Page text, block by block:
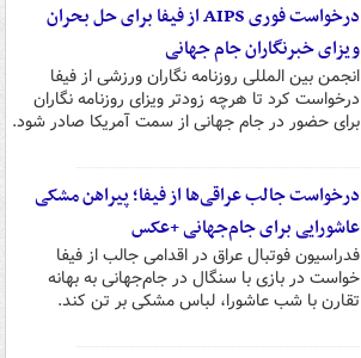
درخواست فوری AIPS از فیفا برای حل بحران
ویزای خبرنگاران جام جهانی
انجمن بین المللی روزنامه نگاران ورزشی از فیفا
درخواست کرد تا هرچه زودتر ویزای روزنامه نگاران
برای حضور در جام جهانی از سمت آمریکا صادر شود.
درخواست جالب عراقی‌ها از فیفا؛ پیراهن مشکی
عاشورایی برای جام‌جهانی +عکس
فدراسیون فوتبال عراق در اقدامی جالب از فیفا
خواست در بازی با سنگال در جام‌جهانی به بهانه
تقارن با شب عاشورا، لباس مشکی بر تن کند.